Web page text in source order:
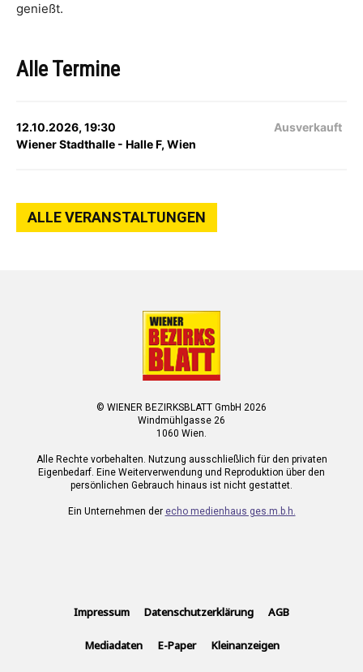
genießt.
Alle Termine
12.10.2026, 19:30
Wiener Stadthalle - Halle F, Wien
Ausverkauft
ALLE VERANSTALTUNGEN
© WIENER BEZIRKSBLATT GmbH 2026
Windmühlgasse 26
1060 Wien.
Alle Rechte vorbehalten. Nutzung ausschließlich für den privaten
Eigenbedarf. Eine Weiterverwendung und Reproduktion über den
persönlichen Gebrauch hinaus ist nicht gestattet.
Ein Unternehmen der echo medienhaus ges.m.b.h.
Impressum Datenschutzerklärung AGB
Mediadaten E-Paper Kleinanzeigen